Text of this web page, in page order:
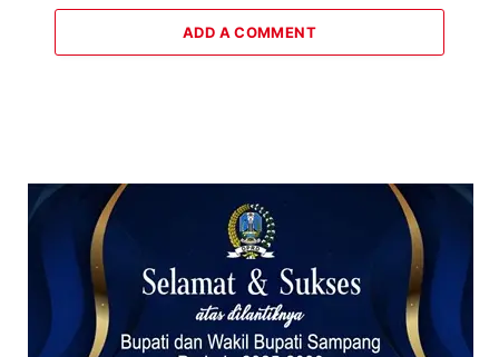
ADD A COMMENT